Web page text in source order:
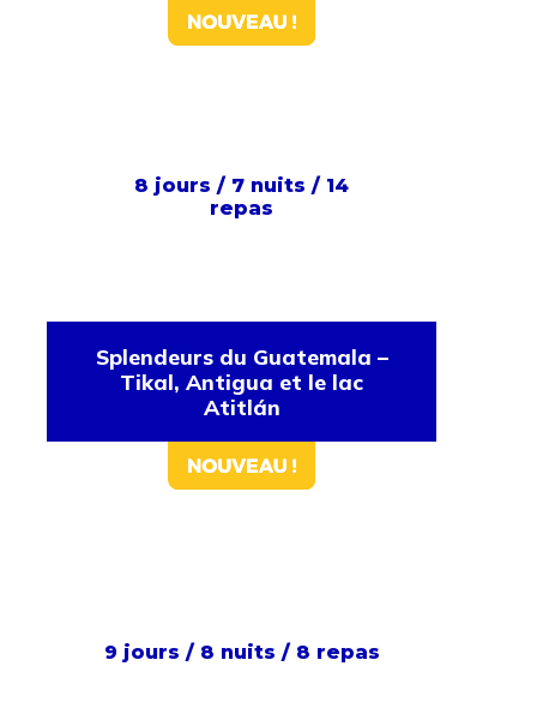
8 jours / 7 nuits / 14
repas
Splendeurs du Guatemala –
Tikal, Antigua et le lac
Atitlán
9 jours / 8 nuits / 8 repas